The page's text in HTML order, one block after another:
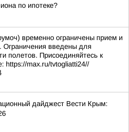
по ипотеке?
временно ограничены прием и
Ограничения введены для
полетов. Присоединяйтесь к
https://max.ru/tvtogliatti24//
дайджест Вести Крым: